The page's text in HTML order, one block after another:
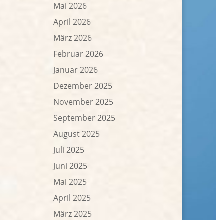
Mai 2026
April 2026
März 2026
Februar 2026
Januar 2026
Dezember 2025
November 2025
September 2025
August 2025
Juli 2025
Juni 2025
Mai 2025
April 2025
März 2025